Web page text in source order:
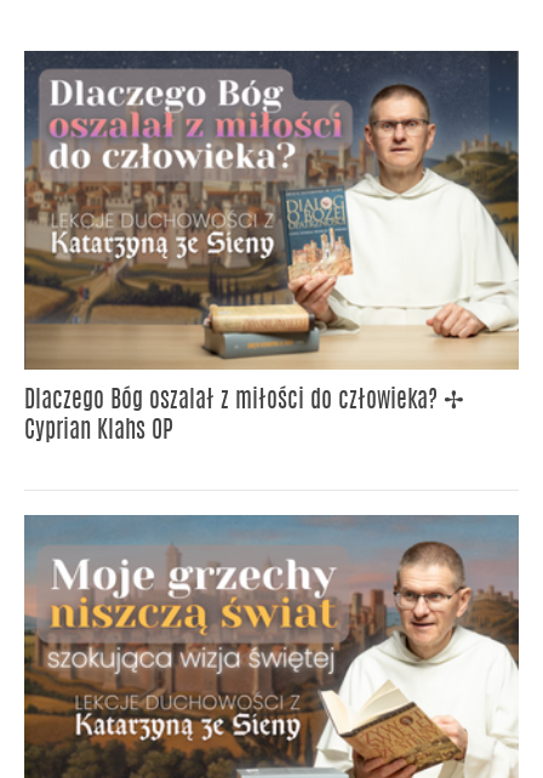
Dlaczego Bóg oszalał z miłości do człowieka? ✢
Cyprian Klahs OP